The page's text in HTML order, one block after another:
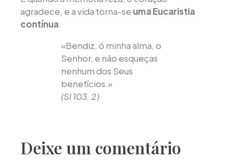
agradece, e a vida torna-se uma Eucaristia
contínua.
«Bendiz, ó minha alma, o
Senhor, e não esqueças
nenhum dos Seus
benefícios.»
(Sl 103, 2)
Deixe um comentário